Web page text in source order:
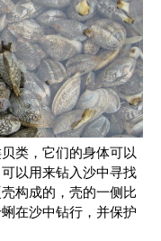
类，它们的身体可以
以用来钻入沙中寻找
构成的，壳的一侧比
在沙中钻行，并保护